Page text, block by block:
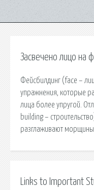
Засвечено лицо на
Фейсбилдинг (face –
упражнения, которые
лица более упругой.
building –
разглаживают морщины.
Links to Important